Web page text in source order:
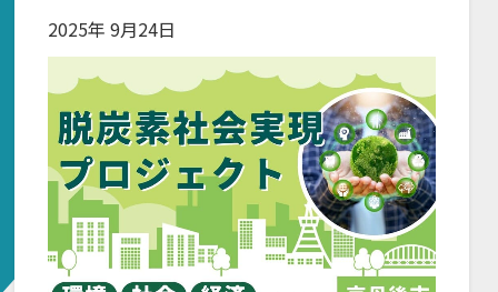
2025年 9月24日